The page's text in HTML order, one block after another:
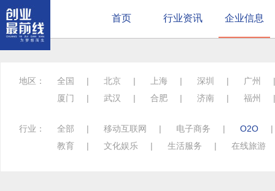
首页 行业资讯 企业信息
地区： 全国 | 北京 | 上海 | 深圳 | 广州
厦门
| 武汉 | 合肥 | 济南 | 福州
行业： 全部 | 移动互联网 | 电子商务 | O2O
|
教育
| 文化娱乐 | 生活服务 | 在线旅游